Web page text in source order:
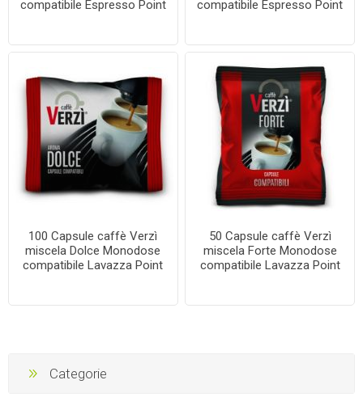
compatibile Espresso Point
compatibile Espresso Point
100 Capsule caffè Verzì
miscela Dolce Monodose
compatibile Lavazza Point
50 Capsule caffè Verzì
miscela Forte Monodose
compatibile Lavazza Point
Categorie